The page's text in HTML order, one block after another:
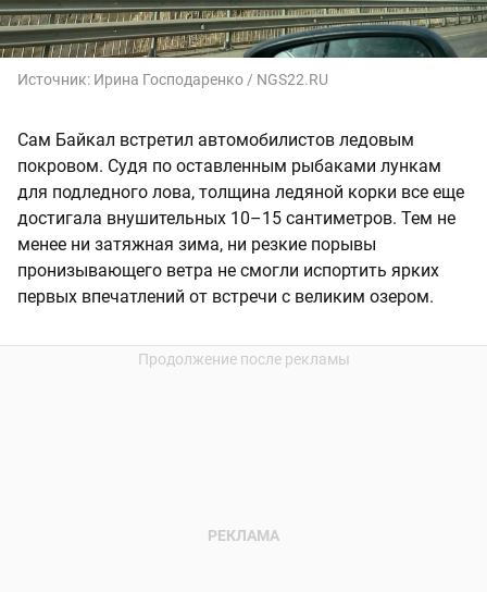
Источник: Ирина Господаренко / NGS22.RU
Сам Байкал встретил автомобилистов ледовым
покровом. Судя по оставленным рыбаками лункам
для подледного лова, толщина ледяной корки все еще
достигала внушительных 10–15 сантиметров. Тем не
менее ни затяжная зима, ни резкие порывы
пронизывающего ветра не смогли испортить ярких
первых впечатлений от встречи с великим озером.